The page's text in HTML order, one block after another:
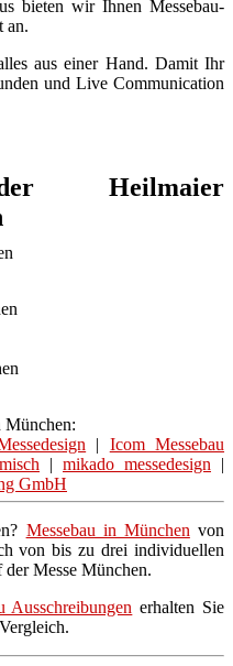
bieten wir Ihnen Messebau-
an.
aus einer Hand. Damit Ihr
und Live Communication
Heilmaier
München:
| Icom Messebau
| mikado messedesign |
GmbH
Messebau in München von
von bis zu drei individuellen
Messe München.
Ausschreibungen erhalten Sie